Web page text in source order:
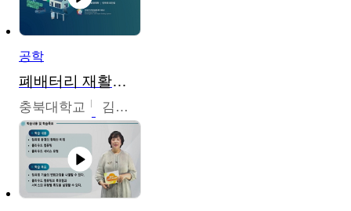
공학
폐배터리 재활용 공학
충북대학교 김영재,최진섭,한성수,한요셉,윤문수,박유세,강동우,박민준,이동주,조채용